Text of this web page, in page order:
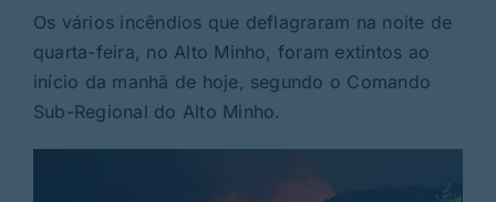
Jornal
Revista
Os vários incêndios que deflagraram na noite de
quarta-feira, no Alto Minho, foram extintos ao
início da manhã de hoje, segundo o Comando
Sub-Regional do Alto Minho.